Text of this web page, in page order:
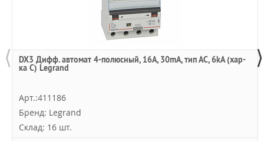
DX3 Дифф. автомат 4-полюсный, 16A, 30mA, тип АC, 6kA (хар-
ка C) Legrand
Арт.:411186
Бренд: Legrand
Склад: 16 шт.
⟨ ⟩